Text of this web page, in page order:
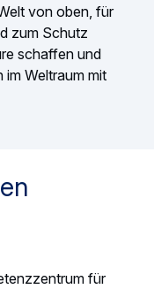
von oben, für
zum Schutz
schaffen und
Weltraum mit
für